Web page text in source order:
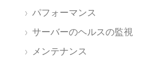
パフォーマンス
サーバーのヘルスの監視
メンテナンス